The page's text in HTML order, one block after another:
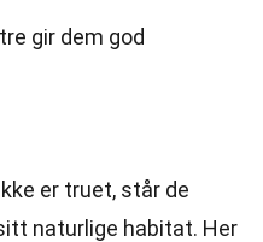
gir dem god
er truet, står de
naturlige habitat. Her